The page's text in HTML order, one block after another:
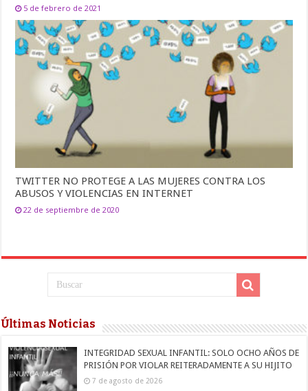
5 de febrero de 2021
TWITTER NO PROTEGE A LAS MUJERES CONTRA LOS
ABUSOS Y VIOLENCIAS EN INTERNET
22 de septiembre de 2020
Últimas Noticias
INTEGRIDAD SEXUAL INFANTIL: SOLO OCHO AÑOS DE
PRISIÓN POR VIOLAR REITERADAMENTE A SU HIJITO
7 de agosto de 2026